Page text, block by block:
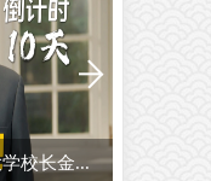
校长金...